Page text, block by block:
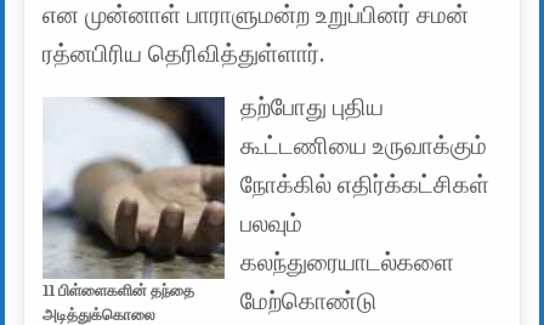
என முன்னாள் பாராளுமன்ற உறுப்பினர் சமன்
ரத்னபிரிய தெரிவித்துள்ளார்.
11 பிள்ளைகளின் தந்தை
அடித்துக்கொலை
தற்போது புதிய
கூட்டணியை உருவாக்கும்
நோக்கில் எதிர்க்கட்சிகள்
பலவும்
கலந்துரையாடல்களை
மேற்கொண்டு